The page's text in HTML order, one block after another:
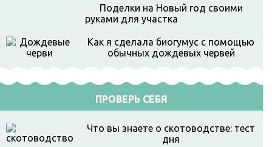
Поделки на Новый год своими
руками для участка
Как я сделала биогумус с помощью
обычных дождевых червей
ПРОВЕРЬ СЕБЯ
Что вы знаете о скотоводстве: тест
дня